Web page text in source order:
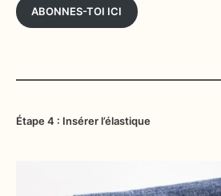
ABONNES-TOI ICI
Étape 4 : Insérer l’élastique